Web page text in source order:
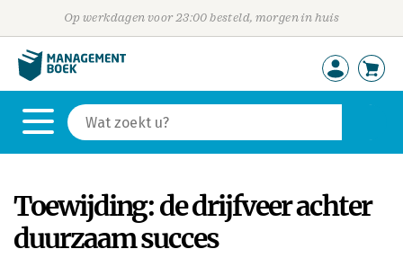
Op werkdagen voor 23:00 besteld, morgen in huis
Toewijding: de drijfveer achter
duurzaam succes